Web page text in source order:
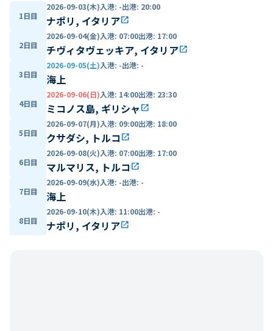
1日目
2026-09-03(木)入港: -出港: 20:00
ナポリ, イタリアopen_in_new
2日目
2026-09-04(金)入港: 07:00出港: 17:00
チヴィタヴェッキア, イタリアopen_in_new
3日目
2026-09-05(土)入港: -出港: -
海上
4日目
2026-09-06(日)入港: 14:00出港: 23:30
ミコノス島, ギリシャ open_in_new
5日目
2026-09-07(月)入港: 09:00出港: 18:00
クサダシ, トルコ open_in_new
6日目
2026-09-08(火)入港: 07:00出港: 17:00
マルマリス, トルコ open_in_new
7日目
2026-09-09(水)入港: -出港: -
海上
8日目
2026-09-10(木)入港: 11:00出港: -
ナポリ, イタリアopen_in_new